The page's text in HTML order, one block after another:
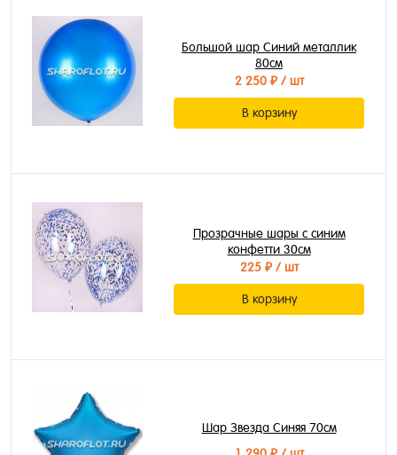
Большой шар Синий металлик
80см
2 250 ₽/ шт
В корзину
Прозрачные шары с синим
конфетти 30см
225 ₽/ шт
В корзину
Шар Звезда Синяя 70см